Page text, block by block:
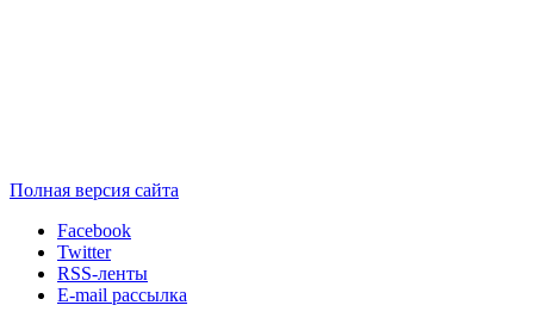
Полная версия сайта
Facebook
Twitter
RSS-ленты
E-mail рассылка